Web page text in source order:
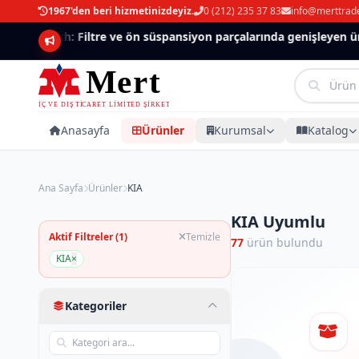
1967'den beri hizmetinizdeyiz. 0 (212) 235 37 83
Mannlich: Filtre ve ön süspansiyon parçalarında genişleyen
Anasayfa Ürünler Kurumsal Katalog
Ana Sayfa Ürünler KIA
Aktif Filtreler (1)
Temizle
KIA×
Kategoriler
KIA Uyumlu
77 ürün bulundu